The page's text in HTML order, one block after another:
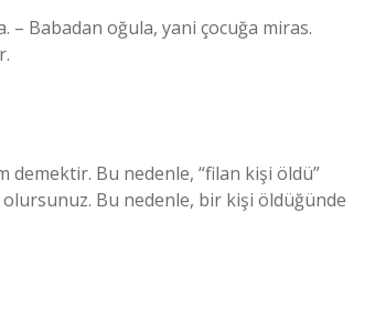
– Babadan oğula, yani çocuğa miras.
demektir. Bu nedenle, “filan kişi öldü”
Bu nedenle, bir kişi öldüğünde